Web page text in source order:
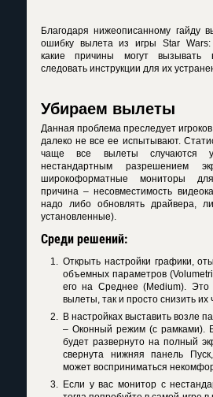
Благодаря нижеописанному гайду
ошибку вылета из игры Star Wars:
какие причины могут вызывать
следовать инструкции для их
Убираем вылеты
Данная проблема преследует
далеко не все ее испытывают.
чаще все вылеты случаются
нестандартным разрешением
широкоформатные мониторы
причина – несовместимость
надо либо обновлять драйвера,
установленные).
Среди решений:
Открыть настройки графики,
объемных параметров (
его на Среднее (Medium). Это
вылеты, так и просто снизить их
В настройках выставить возле
– Оконный режим (с рамками).
будет развернуто на полный
свернута нижняя панель
может восприниматься
Если у вас монитор с